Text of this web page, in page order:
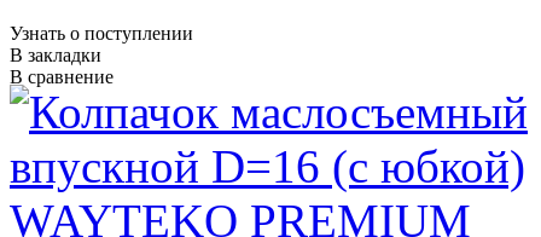
Узнать о поступлении
В закладки
В сравнение